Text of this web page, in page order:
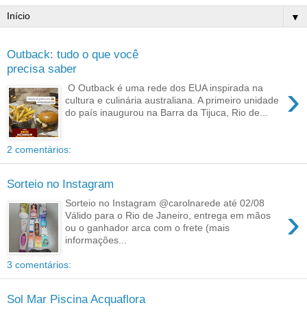
▼
Outback: tudo o que você
precisa saber
›
O Outback é uma rede dos EUA inspirada na
cultura e culinária australiana. A primeiro unidade
do país inaugurou na Barra da Tijuca, Rio de...
2 comentários:
Sorteio no Instagram
›
Sorteio no Instagram @carolnarede até 02/08
Válido para o Rio de Janeiro, entrega em mãos
ou o ganhador arca com o frete (mais
informações...
3 comentários:
Sol Mar Piscina Acquaflora